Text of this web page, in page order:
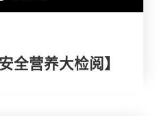
全营养大检阅】